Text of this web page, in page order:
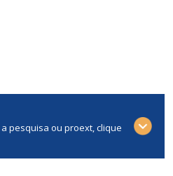
pesquisa ou proext, clique